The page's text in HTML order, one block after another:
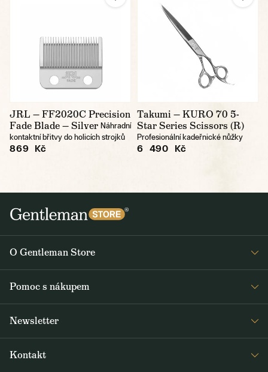
JRL — FF2020C Precision
Fade Blade — Silver Náhradní
kontaktní břitvy do holicích strojků
869 Kč
Takumi — KURO 70 5-
Star Series Scissors (R)
Profesionální kadeřnické nůžky
6 490 Kč
O Gentleman Store
Šití na míru
Pomoc s nákupem
Newsletter
speciálních nabídkách. Rozesíláme dvakrát až třikrát týdně.
Kontakt